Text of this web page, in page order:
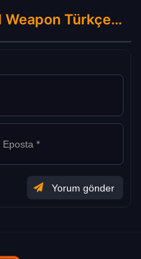
Ölüm Melekleri Naked Weapon Türkçe Dublaj izle (2002) Hakkında Yorumlar